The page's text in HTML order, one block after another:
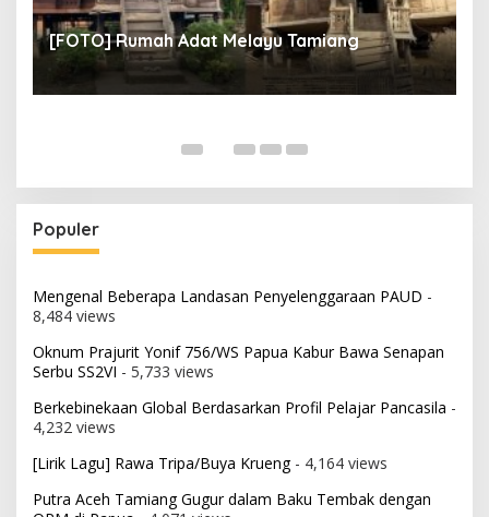
[FOTO] Rumah Adat Melayu Tamiang
Populer
Mengenal Beberapa Landasan Penyelenggaraan PAUD -
8,484 views
Oknum Prajurit Yonif 756/WS Papua Kabur Bawa Senapan
Serbu SS2VI - 5,733 views
Berkebinekaan Global Berdasarkan Profil Pelajar Pancasila -
4,232 views
[Lirik Lagu] Rawa Tripa/Buya Krueng- 4,164 views
Putra Aceh Tamiang Gugur dalam Baku Tembak dengan